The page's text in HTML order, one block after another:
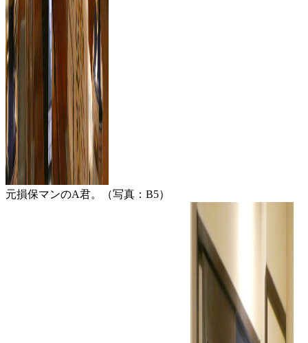
元損保マンのA君。（写真：B5）